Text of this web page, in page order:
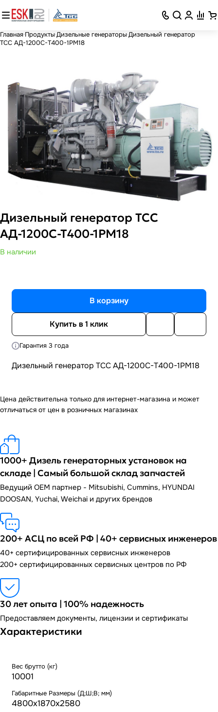
Главная Продукты Дизельные генераторы Дизельный генератор
ТСС АД-1200С-Т400-1РМ18
Дизельный генератор ТСС
АД-1200С-Т400-1РМ18
В наличии
В корзину
Купить в 1 клик
Гарантия 3 года
Дизельный генератор ТСС АД-1200С-Т400-1РМ18
Цена действительна только для интернет-магазина и может
отличаться от цен в розничных магазинах
1000+ Дизель генераторных установок на
складе | Самый большой склад запчастей
Ведущий OEM партнер - Mitsubishi, Cummins, HYUNDAI
DOOSAN, Yuchai, Weichai и других брендов
200+ АСЦ по всей РФ | 40+ сервисных инженеров
40+ сертифицированных сервисных инженеров
200+ сертифицированных сервисных центров по РФ
30 лет опыта | 100% надежность
Предоставляем документы, лицензии и сертификаты
Характеристики
Вес брутто (кг)
10001
Габаритные Размеры (Д;Ш;В; мм)
4800х1870х2580